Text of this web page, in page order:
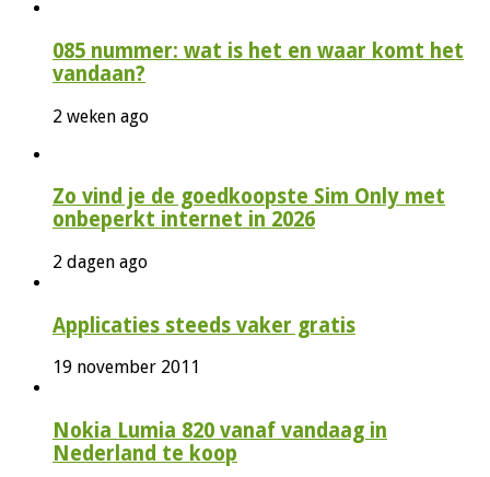
085 nummer: wat is het en waar komt het
vandaan?
2 weken ago
Zo vind je de goedkoopste Sim Only met
onbeperkt internet in 2026
2 dagen ago
Applicaties steeds vaker gratis
19 november 2011
Nokia Lumia 820 vanaf vandaag in
Nederland te koop